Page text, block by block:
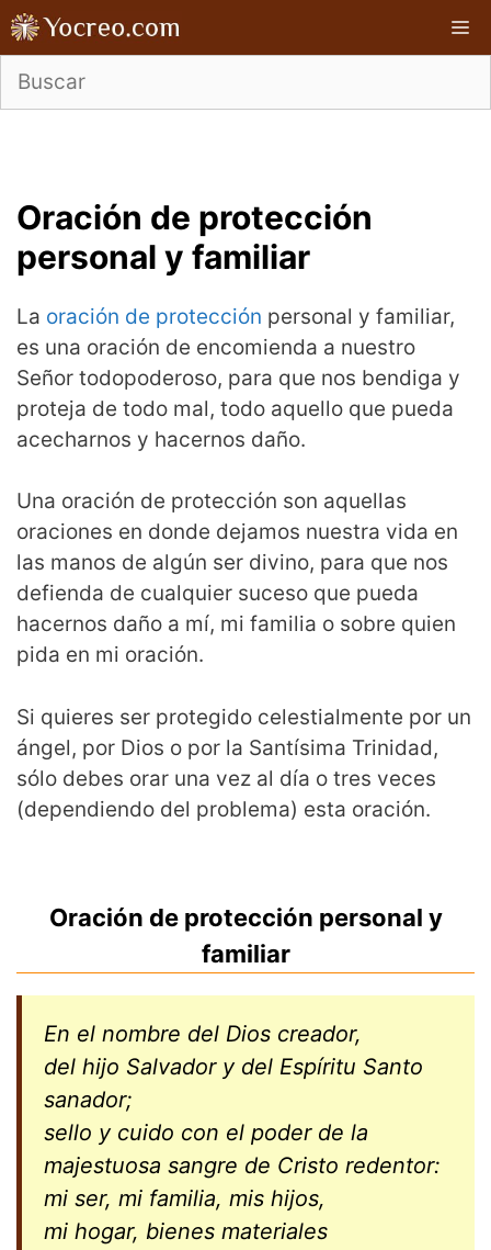
Saltar
al
contenido
Oración de protección
personal y familiar
La oración de protección personal y familiar,
es una oración de encomienda a nuestro
Señor todopoderoso, para que nos bendiga y
proteja de todo mal, todo aquello que pueda
acecharnos y hacernos daño.
Una oración de protección son aquellas
oraciones en donde dejamos nuestra vida en
las manos de algún ser divino, para que nos
defienda de cualquier suceso que pueda
hacernos daño a mí, mi familia o sobre quien
pida en mi oración.
Si quieres ser protegido celestialmente por un
ángel, por Dios o por la Santísima Trinidad,
sólo debes orar una vez al día o tres veces
(dependiendo del problema) esta oración.
Oración de protección personal y
familiar
En el nombre del Dios creador,
del hijo Salvador y del Espíritu Santo
sanador;
sello y cuido con el poder de la
majestuosa sangre de Cristo redentor:
mi ser, mi familia, mis hijos,
mi hogar, bienes materiales